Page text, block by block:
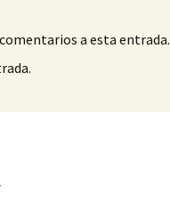
a esta entrada.